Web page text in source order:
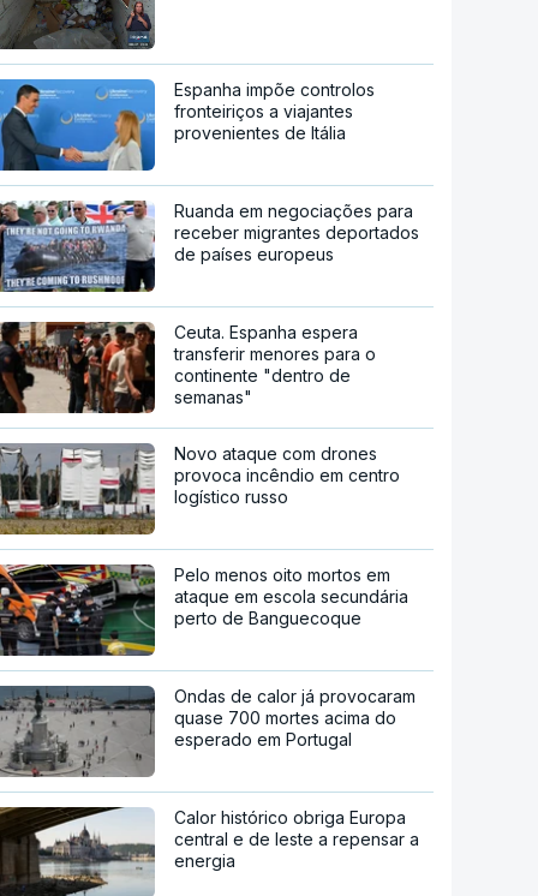
Espanha impõe controlos
fronteiriços a viajantes
provenientes de Itália
Ruanda em negociações para
receber migrantes deportados
de países europeus
Ceuta. Espanha espera
transferir menores para o
continente "dentro de
semanas"
Novo ataque com drones
provoca incêndio em centro
logístico russo
Pelo menos oito mortos em
ataque em escola secundária
perto de Banguecoque
Ondas de calor já provocaram
quase 700 mortes acima do
esperado em Portugal
Calor histórico obriga Europa
central e de leste a repensar a
energia